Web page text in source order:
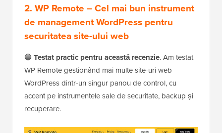
2. WP Remote – Cel mai bun instrument
de management WordPress pentru
securitatea site-ului web
🔵 Testat practic pentru această recenzie. Am testat
WP Remote gestionând mai multe site-uri web
WordPress dintr-un singur panou de control, cu
accent pe instrumentele sale de securitate, backup și
recuperare.